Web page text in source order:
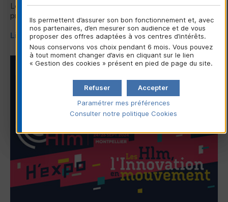
Le Crédit Mutuel, partenaire des collectivités locales,
présent au Salon des Maires et des Collectivités Locales...
Lire la suite
LOGEMENTS ET COLLECTIVITÉS LOCALES
Ils permettent d’assurer son bon fonctionnement et, avec
nos partenaires, d’en mesurer son audience et de vous
proposer des offres adaptées à vos centres d’intérêts.
Nous conservons vos choix pendant 6 mois. Vous pouvez
à tout moment changer d’avis en cliquant sur le lien
« Gestion des cookies » présent en pied de page du site.
Accepter
Refuser
Paramétrer mes préférences
Consulter notre politique Cookies